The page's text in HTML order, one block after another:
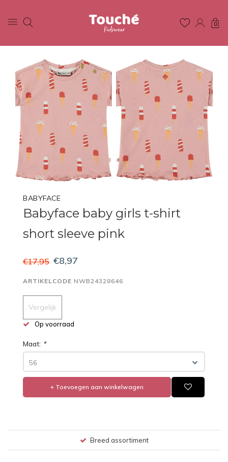
0
BABYFACE
Babyface baby girls t-shirt
short sleeve pink
€17,95 €8,97
ARTIKELCODE NWB24328646
Vergelijk
Op voorraad
Maat: *
56
+ Toevoegen aan winkelwagen
Breed assortiment